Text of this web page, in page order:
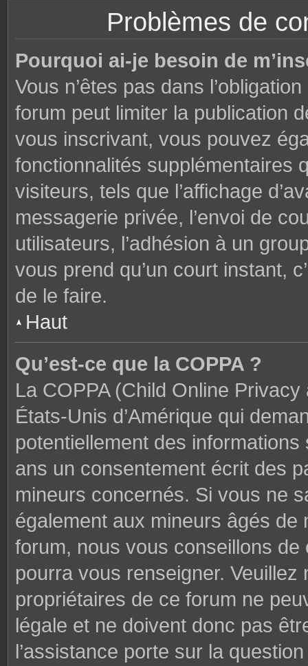
Problèmes de
Pourquoi ai-je besoin de
Vous n’êtes pas dans
forum peut limiter la publication
vous inscrivant, vous pouvez
fonctionnalités supplémentaires
visiteurs, tels que l’affichage
messagerie privée, l’envoi de
utilisateurs, l’adhésion à un
vous prend qu’un court instant,
de le faire.
Haut
Qu’est-ce que la COPPA ?
La COPPA (Child Online
États-Unis d’Amérique qui
potentiellement des
ans un consentement écrit des
mineurs concernés. Si vous ne
également aux mineurs âgés
forum, nous vous conseillons
pourra vous renseigner.
propriétaires de ce forum ne
légale et ne doivent donc pas
l’assistance porte sur la